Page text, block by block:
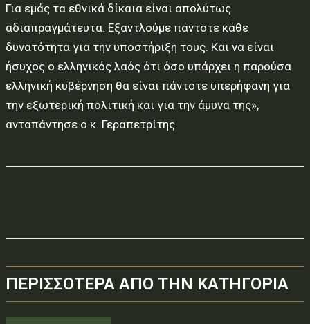
Για εμάς τα εθνικά δίκαια είναι απολύτως
αδιαπραγμάτευτα. Εξαντλούμε πάντοτε κάθε
δυνατότητα για την υποστήριξη τους. Και να είναι
ήσυχος ο ελληνικός λαός ότι όσο υπάρχει η παρούσα
ελληνική κυβέρνηση θα είναι πάντοτε υπερήφανη για
την εξωτερική πολιτική και για την άμυνα της»,
ανταπάντησε ο κ. Γεραπετρίτης.
ΠΕΡΙΣΣΟΤΕΡΑ ΑΠΟ ΤΗΝ ΚΑΤΗΓΟΡΙΑ